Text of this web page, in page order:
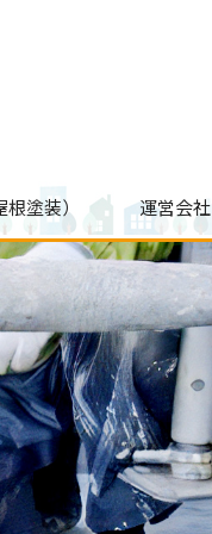
塗装） 運営会社